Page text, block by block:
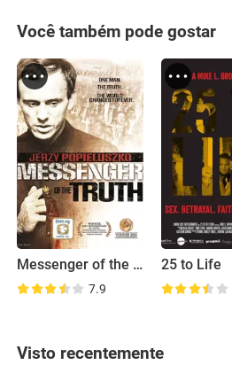
Você também pode gostar
Messenger of the Truth
7.9
25 to Life
Visto recentemente